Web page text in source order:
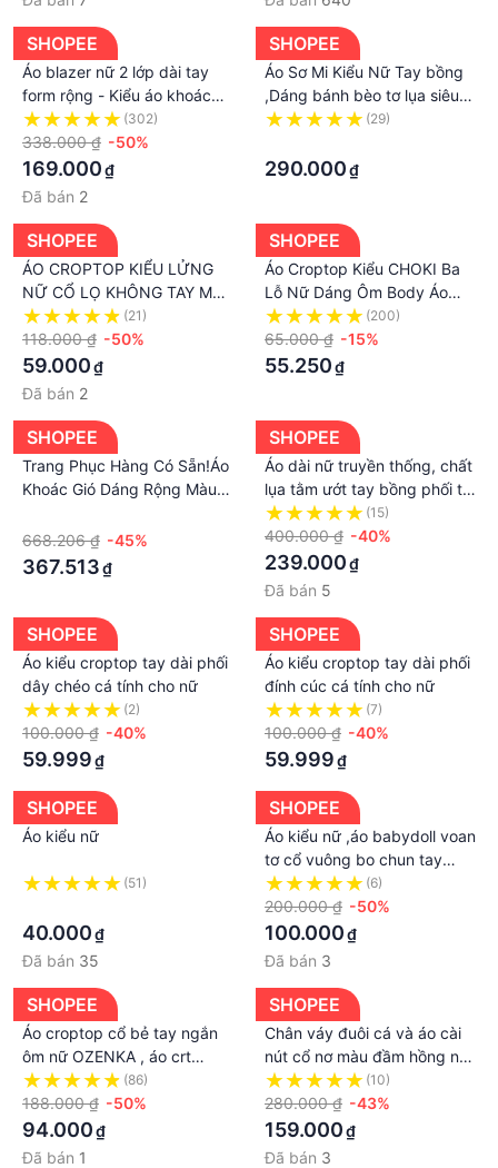
SHOPEE
Áo blazer nữ 2 lớp dài tay
form rộng - Kiểu áo khoác
blazer nữ xắn tay cực xinh
(302)
338.000 ₫ -50%
169.000₫
Đã bán 2
SHOPEE
Áo Sơ Mi Kiểu Nữ Tay bồng
,Dáng bánh bèo tơ lụa siêu
xinh
(29)
290.000₫
SHOPEE
ÁO CROPTOP KIỂU LỬNG
NỮ CỔ LỌ KHÔNG TAY MÀU
TRẮNG ĐEN NÂU VÀNG
XANH PHONG CÁCH CÁ
TÍNH THỜI TRANG HADI
(21)
118.000 ₫ -50%
59.000₫
Đã bán 2
SHOPEE
Áo Croptop Kiểu CHOKI Ba
Lỗ Nữ Dáng Ôm Body Áo
Tank Top Sát Nách Nữ
Phong Cách Hàn Quốc trắng
đen ghi Ms00811
(200)
65.000 ₫ -15%
55.250₫
SHOPEE
Trang Phục Hàng Có Sẵn!Áo
Khoác Gió Dáng Rộng Màu
Thời Trang Xuân Thu 2022
Cho Nam Và Nữ
668.206 ₫ -45%
367.513₫
SHOPEE
Áo dài nữ truyền thống, chất
lụa tằm ướt tay bồng phối tơ
kiểu dáng trẻ trung, ngực
gắn hoa thủ công cao cấp
đẹp rẻ
(15)
400.000 ₫ -40%
239.000₫
Đã bán 5
SHOPEE
Áo kiểu croptop tay dài phối
dây chéo cá tính cho nữ
(2)
100.000 ₫ -40%
59.999₫
SHOPEE
Áo kiểu croptop tay dài phối
đính cúc cá tính cho nữ
(7)
100.000 ₫ -40%
59.999₫
SHOPEE
Áo kiểu nữ
(51)
40.000₫
Đã bán 35
SHOPEE
Áo kiểu nữ ,áo babydoll voan
tơ cổ vuông bo chun tay
bồng 2 lớp xinh nhiều màu
xinh
(6)
200.000 ₫ -50%
100.000₫
Đã bán 3
SHOPEE
Áo croptop cổ bẻ tay ngắn
ôm nữ OZENKA , áo crt
roptop kiểu hàn quốc body
cài khuy mặc đi học đi chơi
đen trắng
(86)
188.000 ₫ -50%
94.000₫
Đã bán 1
SHOPEE
Chân váy đuôi cá và áo cài
nút cổ nơ màu đầm hồng nữ
tính kiểu đầm dự tiệc sang
trọng thời trang nữ ARAVA
(10)
280.000 ₫ -43%
159.000₫
Đã bán 3